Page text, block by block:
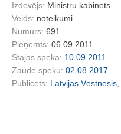
Izdevējs: Ministru kabinets
Veids: noteikumi
Numurs: 691
Pieņemts: 06.09.2011.
Stājas spēkā: 10.09.2011.
Zaudē spēku: 02.08.2017.
Publicēts: Latvijas Vēstnesis